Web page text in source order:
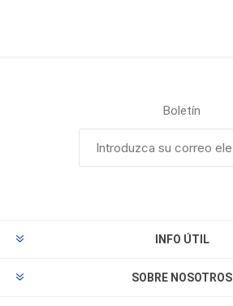
Boletín
INFO ÚTIL
SOBRE NOSOTROS